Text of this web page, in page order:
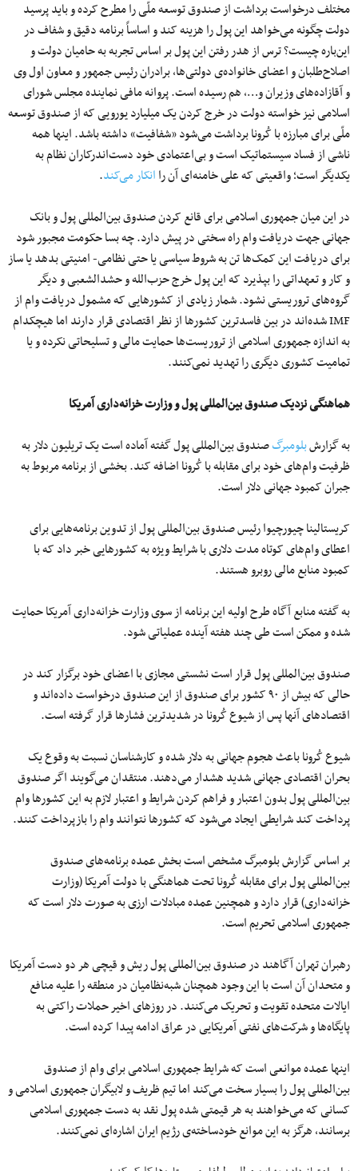
مختلف درخواست برداشت از صندوق توسعه ملّی را مطرح کرده و باید پرسید
دولت چگونه می‌خواهد این پول را هزینه کند و اساساً برنامه دقیق و شفاف در
این‌باره چیست؟ ترس از هدر رفتن این پول بر اساس تجربه به حامیان دولت و
اصلاح‌طلبان و اعضای خانواده‌ی دولتی‌ها، برادران رئیس جمهور و معاون اول وی
و آقازاده‌های وزیران و…، هم رسیده است. پروانه مافی نماینده مجلس شورای
اسلامی نیز خواسته دولت در خرج کردن یک میلیارد یورویی که از صندوق توسعه
ملّی برای مبارزه با کُرونا برداشت می‌شود «شفافیت» داشته باشد. اینها همه
ناشی از فساد سیستماتیک است و بی‌اعتمادی خود دست‌اندرکاران نظام به
یکدیگر است؛ واقعیتی که علی خامنه‌ای آن راانکار می‌‌کند.
در این میان جمهوری اسلامی برای قانع کردن صندوق بین‌المللی پول و بانک
جهانی جهت دریافت وام راه سختی در پیش دارد. چه بسا حکومت مجبور شود
برای دریافت این کمک‌ها تن به شروط سیاسی یا حتی نظامی- امنیتی بدهد یا ساز
و کار و تعهداتی را بپذیرد که این پول خرج حزب‌الله و حشدالشعبی و دیگر
گروه‌های تروریستی نشود. شمار زیادی از کشورهایی که مشمول دریافت وام از
IMF شده‌اند در بین فاسدترین کشورها از نظر اقتصادی قرار دارند اما هیچکدام
به اندازه جمهوری اسلامی از تروریست‌ها حمایت مالی و تسلیحاتی نکرده و یا
تمامیت کشوری دیگری را تهدید نمی‌کنند.
هماهنگی نزدیک صندوق بین‌المللی پول و وزارت خزانه‌داری آمریکا
به گزارشبلومبرگصندوق بین‌المللی پول گفته آماده است یک تریلیون دلار به
ظرفیت وام‌های خود برای مقابله با کُرونا اضافه کند. بخشی از برنامه مربوط به
جبران کمبود جهانی دلار است.
کریستالینا چیورچیوا رئیس صندوق بین‌‌المللی پول از تدوین برنامه‌هایی برای
اعطای وام‌های کوتاه مدت دلاری با شرایط ویژه به کشورهایی خبر داد که با
کمبود منابع مالی روبرو هستند.
به گفته منابع آگاه طرح اولیه این برنامه از سوی وزارت خزانه‌داری آمریکا حمایت
شده و ممکن است طی چند هفته آینده عملیاتی شود.
صندوق بین‌المللی پول قرار است نشستی مجازی با اعضای خود برگزار کند در
حالی که بیش از ۹۰ کشور برای صندوق از این صندوق درخواست داده‌اند و
اقتصادهای آنها پس از شیوع کُرونا در شدیدترین فشارها قرار گرفته است.
شیوع کُرونا باعث هجوم جهانی به دلار شده و کارشناسان نسبت به وقوع یک
بحران اقتصادی جهانی شدید هشدار می‌‌دهند. منتقدان می‌‌گویند اگر صندوق
بین‌‌المللی پول بدون اعتبار و فراهم کردن شرایط و اعتبار لازم به این کشورها وام
پرداخت کند شرایطی ایجاد می‌شود که کشورها نتوانند وام را بازپرداخت کنند.
بر اساس گزارش بلومبرگ مشخص است بخش عمده برنامه‌های صندوق
بین‌‌المللی پول برای مقابله کُرونا تحت هماهنگی با دولت آمریکا (وزارت
خزانه‌داری) قرار دارد و همچنین عمده مبادلات ارزی به صورت دلار است که
جمهوری اسلامی تحریم است.
رهبران تهران آگاهند در صندوق‌ بین‌‌المللی پول ریش و قیچی هر دو دست آمریکا
و متحدان آن است با این وجود همچنان شبه‌نظامیان در منطقه را علیه منافع
ایالات متحده تقویت و تحریک می‌کنند. در روزهای اخیر حملات راکتی به
پایگاه‌ها و شرکت‌های نفتی آمریکایی در عراق ادامه پیدا کرده است.
اینها عمده موانعی است که شرایط جمهوری اسلامی برای وام از صندوق
بین‌‌المللی پول را بسیار سخت می‌‌کند اما تیم ظریف و لابیگران جمهوری اسلامی و
کسانی که می‌خواهند به هر قیمتی شده پول نقد به دست جمهوری اسلامی
برسانند، هرگز به این موانع خودساخته‌ی رژیم ایران اشاره‌ای نمی‌کنند.